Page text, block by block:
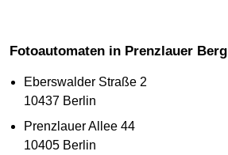
Fotoautomaten in Prenzlauer Berg
Eberswalder Straße 2
10437 Berlin
Prenzlauer Allee 44
10405 Berlin